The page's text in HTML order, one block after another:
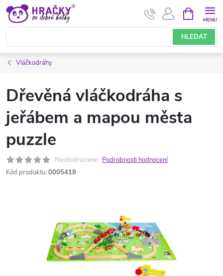
Přejít
obsah
HLEDAT
NÁKUPNÍ
KOŠÍK
Vláčkodráhy
Dřevěná vláčkodráha s
jeřábem a mapou města
puzzle
Neohodnoceno Podrobnosti hodnocení
Kód produktu: 0005418